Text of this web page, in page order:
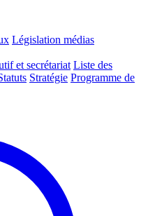
Législation médias
et secrétariat Liste des
Stratégie Programme de